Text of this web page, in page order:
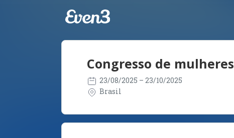
Congresso de mulheres
23/08/2025 – 23/10/2025
Brasil